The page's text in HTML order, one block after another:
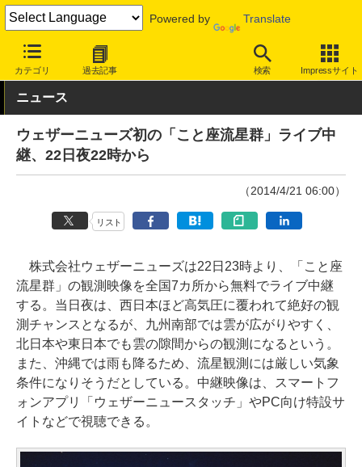
Powered by Translate
カテゴリ 過去記事 検索 Impressサイト
INTERNET Watch サービス/ソフト サービス その他
ニュース
ウェザーニューズ初の「こと座流星群」ライブ中
継、22日夜22時から
（2014/4/21 06:00）
リスト
株式会社ウェザーニューズは22日23時より、「こと座
流星群」の観測映像を全国7カ所から無料でライブ中継
する。当日夜は、西日本ほど高気圧に覆われて絶好の観
測チャンスとなるが、九州南部では雲が広がりやすく、
北日本や東日本でも雲の隙間からの観測になるという。
また、沖縄では雨も降るため、流星観測には厳しい気象
条件になりそうだとしている。中継映像は、スマートフ
ォンアプリ「ウェザーニュースタッチ」やPC向け特設サ
イトなどで視聴できる。